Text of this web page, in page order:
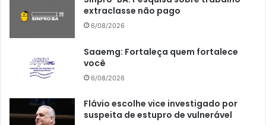
extraclasse não pago
6/08/2026
Saaemg: Fortaleça quem fortalece
você
6/08/2026
Flávio escolhe vice investigado por
suspeita de estupro de vulnerável